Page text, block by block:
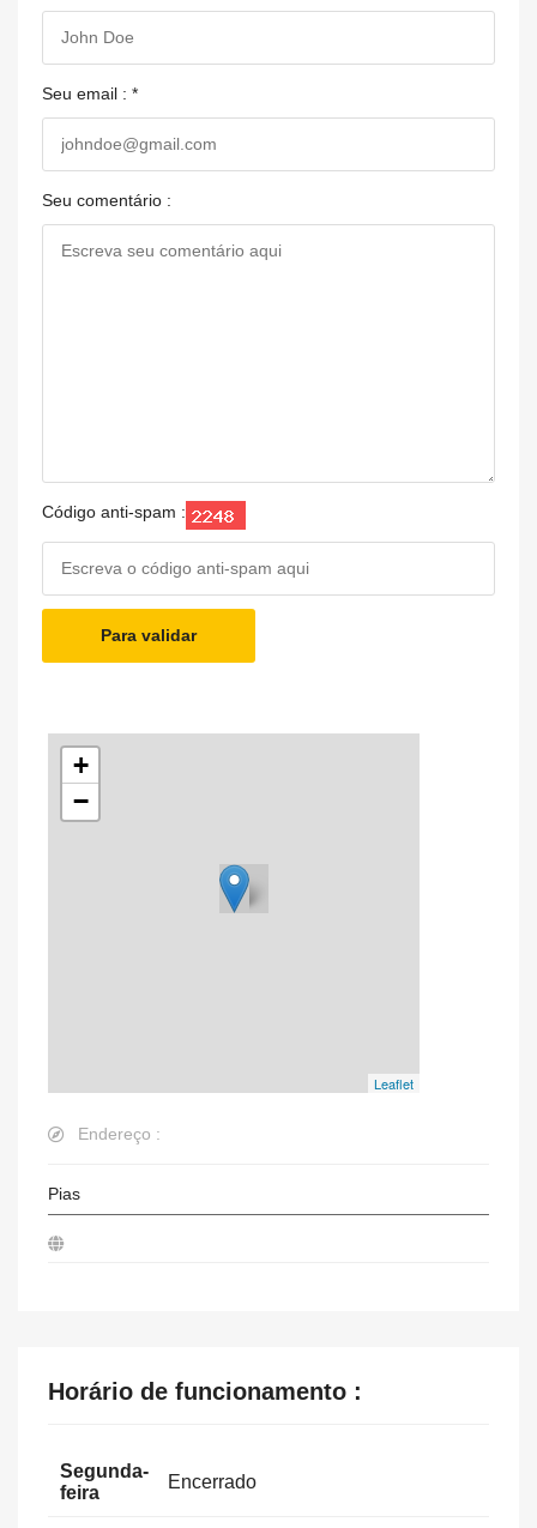
Seu email : *
Seu comentário :
Código anti-spam :
Para validar
+
−
Leaflet
Endereço :
Pias
Horário de funcionamento :
Segunda-
feira
Encerrado